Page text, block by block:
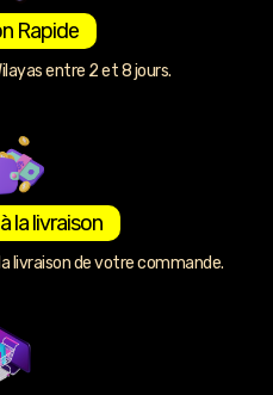
Rapide
entre 2 et 8 jours.
la livraison
livraison de votre commande.